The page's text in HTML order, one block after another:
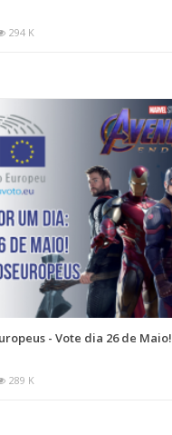
294 K
- Vote dia 26 de Maio!
289 K